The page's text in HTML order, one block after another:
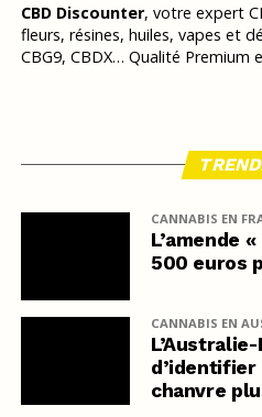
CBD Discounter, votre expert
fleurs, résines, huiles, vapes et
CBG9, CBDX… Qualité Premium
CANNABIS EN
L’amende
500 euros
CANNABIS EN
d’identifier
chanvre